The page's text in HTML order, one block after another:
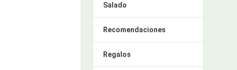
Salado
Recomendaciones
Regalos